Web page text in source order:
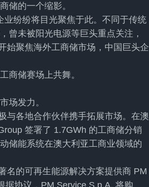
储的一个缩影。
纷纷将目光聚焦于此。不同于传统
曾未被阳光电源等巨头重点关注，
始聚焦海外工商储市场，中国巨头企
商储赛场上共舞。
场发力。
与各地合作伙伴携手拓展市场。在澳
签署了 1.7GWh 的工商储分销
储能系统在澳大利亚工商业领域的
名的可再生能源解决方案提供商 PM
据协议，PM Service S.p.A. 将购